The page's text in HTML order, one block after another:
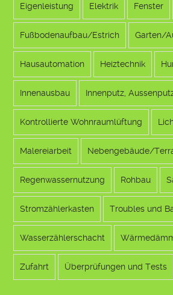
Eigenleistung Elektrik Fenster
Fußbodenaufbau/Estrich Garten/
Hausautomation Heiztechnik
Innenausbau Innenputz,
Kontrollierte Wohnraumlüftung
Malereiarbeit Nebengebäude/
Regenwassernutzung Rohbau
Stromzählerkasten Troubles und
Wasserzählerschacht
Zufahrt Überprüfungen und Tests